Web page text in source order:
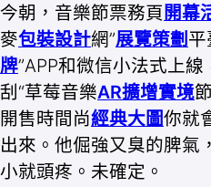
今朝，音樂節票務頁 開幕
麥包裝設計網”展覽策劃平
牌”APP和微信小法式上
刮“草莓音樂AR擴增實境
開售時間尚經典大圖你就
出來。他倔強又臭的脾氣
小就頭疼。未確定。